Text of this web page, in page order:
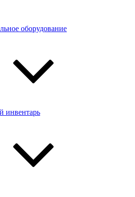
оборудование
инвентарь